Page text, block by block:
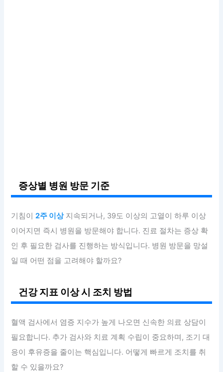
증상별 병원 방문 기준
기침이2주 이상지속되거나, 39도 이상의 고열이 하루 이상
이어지면 즉시 병원을 방문해야 합니다. 진료 절차는 증상 확
인 후 필요한 검사를 진행하는 방식입니다. 병원 방문을 망설
일 때 어떤 점을 고려해야 할까요?
건강 지표 이상 시 조치 방법
혈액 검사에서 염증 지수가 높게 나오면 신속한 의료 상담이
필요합니다. 추가 검사와 치료 계획 수립이 중요하며, 조기 대
응이 후유증을 줄이는 핵심입니다. 어떻게 빠르게 조치를 취
할 수 있을까요?